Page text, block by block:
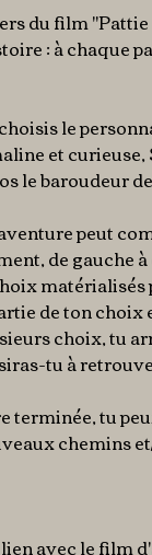
du film
: à chaque
le
et
le baroudeur
peut
de gauche
matérialisés
de ton choix
choix, tu
tu à
terminée, tu
chemins
avec le film